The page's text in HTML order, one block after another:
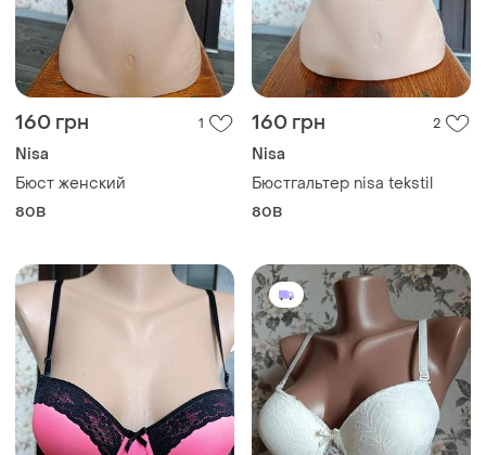
160 грн 1
Nisa
Бюст женский
80B
160 грн 2
Nisa
Бюстгальтер nisa tekstil
80B